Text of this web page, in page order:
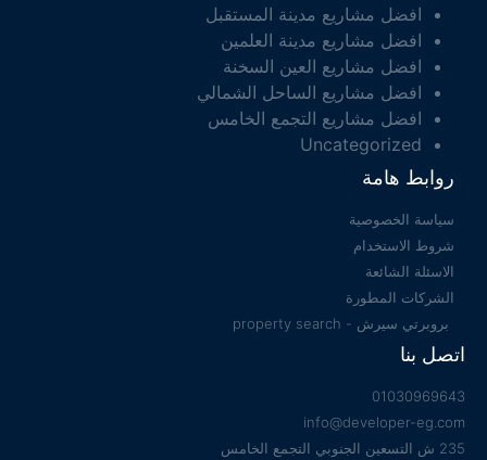
افضل مشاريع مدينة المستقبل
افضل مشاريع مدينة العلمين
افضل مشاريع العين السخنة
افضل مشاريع الساحل الشمالي
افضل مشاريع التجمع الخامس
Uncategorized
روابط هامة
سياسة الخصوصية
شروط الاستخدام
الاسئلة الشائعة
الشركات المطورة
بروبرتي سيرش - property search
اتصل بنا
01030969643
info@developer-eg.com
235 ش التسعين الجنوبي التجمع الخامس